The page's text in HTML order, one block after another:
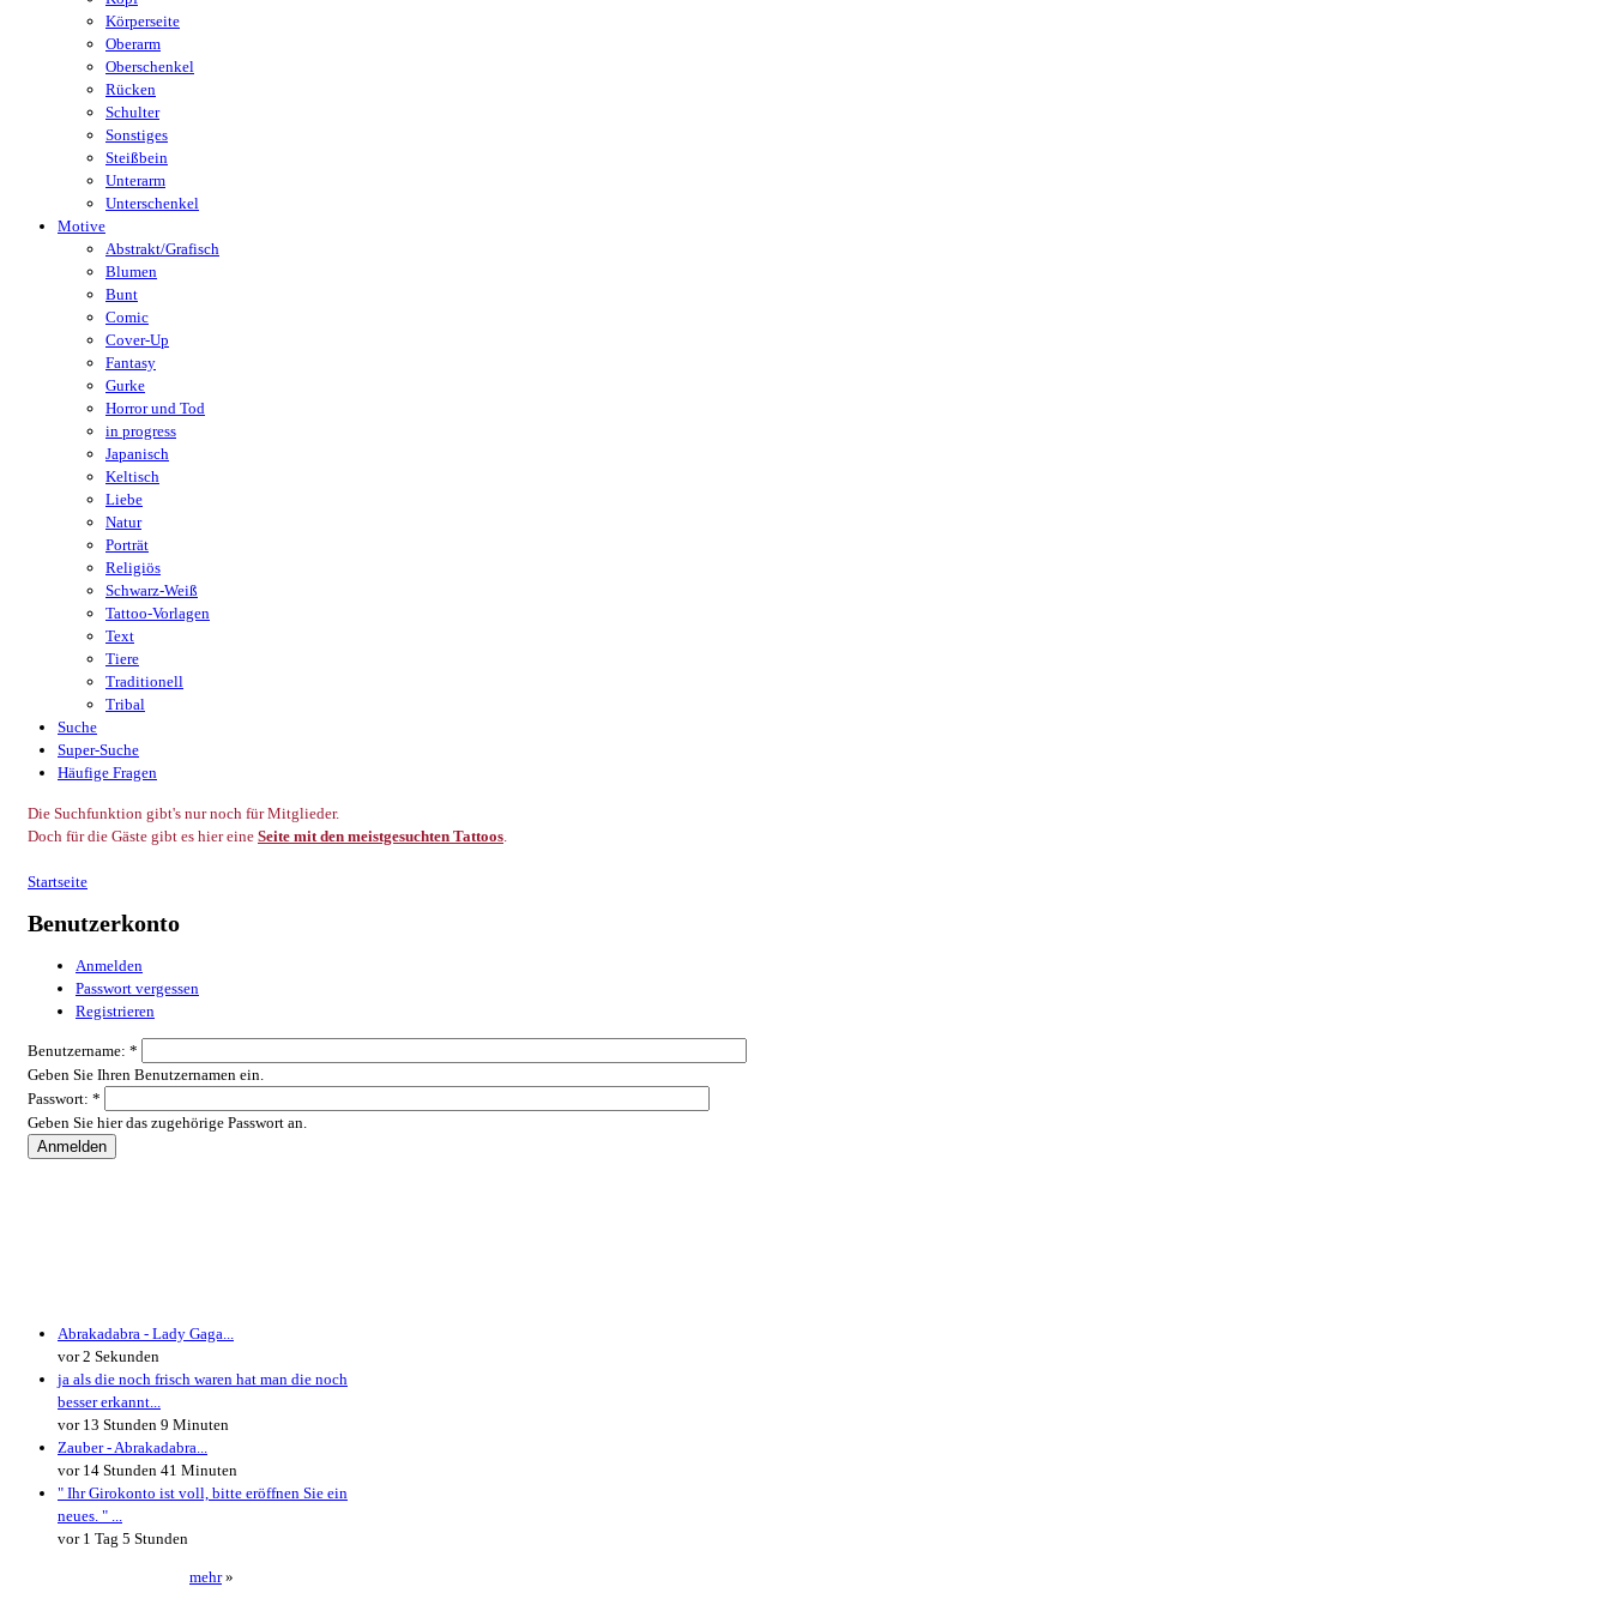
Körperseite
Oberarm
Oberschenkel
Rücken
Schulter
Sonstiges
Steißbein
Unterarm
Unterschenkel
Motive
Abstrakt/Grafisch
Blumen
Bunt
Comic
Cover-Up
Fantasy
Gurke
Horror und Tod
in progress
Japanisch
Keltisch
Liebe
Natur
Porträt
Religiös
Schwarz-Weiß
Tattoo-Vorlagen
Text
Tiere
Traditionell
Tribal
Suche
Super-Suche
Häufige Fragen
Die Suchfunktion gibt's nur noch für Mitglieder.
Doch für die Gäste gibt es hier eine Seite mit den meistgesuchten Tattoos.
Startseite
Benutzerkonto
Anmelden
Passwort vergessen
Registrieren
Benutzername: *
Geben Sie Ihren Benutzernamen ein.
Passwort: *
Geben Sie hier das zugehörige Passwort an.
Abrakadabra - Lady Gaga...
vor 2 Sekunden
ja als die noch frisch waren hat man die noch
besser erkannt...
vor 13 Stunden 9 Minuten
Zauber - Abrakadabra...
vor 14 Stunden 41 Minuten
" Ihr Girokonto ist voll, bitte eröffnen Sie ein
neues. " ...
vor 1 Tag 5 Stunden
mehr»